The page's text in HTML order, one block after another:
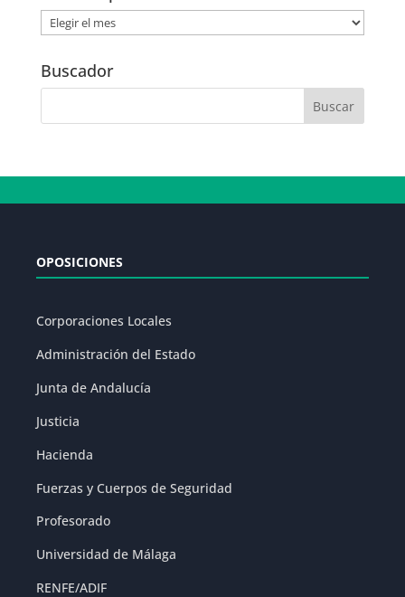
Noticias
por
Buscador
OPOSICIONES
Corporaciones Locales
Administración del Estado
Junta de Andalucía
Justicia
Hacienda
Fuerzas y Cuerpos de Seguridad
Profesorado
Universidad de Málaga
RENFE/ADIF